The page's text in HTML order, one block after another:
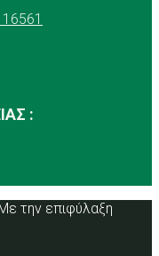
:
την επιφύλαξη